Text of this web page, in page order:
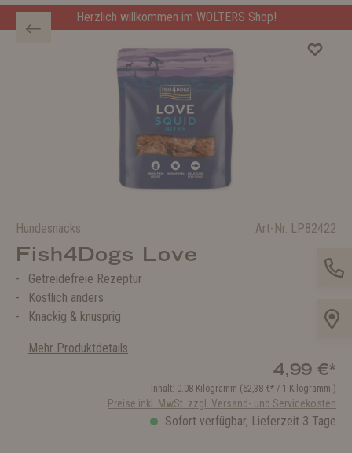
Herzlich willkommen im WOLTERS Shop!
Hundesnacks Art-Nr. LP82422
Fish4Dogs Love
Getreidefreie Rezeptur
Köstlich anders
Knackig & knusprig
Mehr Produktdetails
4,99 €*
Inhalt: 0.08 Kilogramm (62,38 €* / 1 Kilogramm )
Preise inkl. MwSt. zzgl. Versand- und Servicekosten
Sofort verfügbar, Lieferzeit 3 Tage